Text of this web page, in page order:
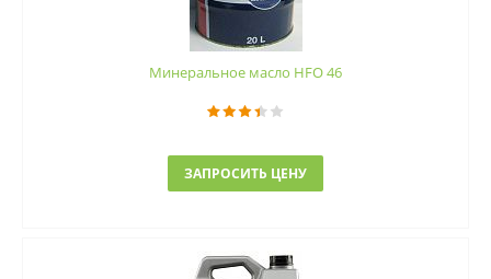
Минеральное масло HFO 46
ЗАПРОСИТЬ ЦЕНУ